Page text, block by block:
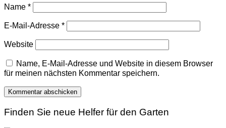
Name *
E-Mail-Adresse *
Website
Name, E-Mail-Adresse und Website in diesem Browser
für meinen nächsten Kommentar speichern.
Finden Sie neue Helfer für den Garten